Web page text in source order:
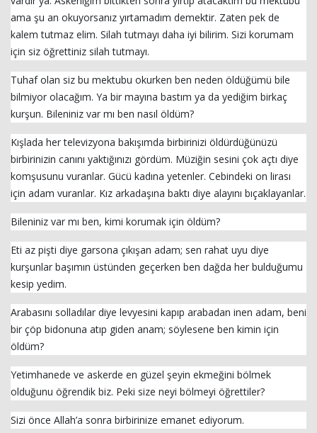
ama şu an okuyorsanız yırtamadım demektir. Zaten pek de
kalem tutmaz elim. Silah tutmayı daha iyi bilirim. Sizi korumam
için siz öğrettiniz silah tutmayı.
Tuhaf olan siz bu mektubu okurken ben neden öldüğümü bile
bilmiyor olacağım. Ya bir mayına bastım ya da yediğim birkaç
kurşun. Bileniniz var mı ben nasıl öldüm?
Kışlada her televizyona bakışımda birbirinizi öldürdüğünüzü
birbirinizin canını yaktığınızı gördüm. Müziğin sesini çok açtı diye
komşusunu vuranlar. Gücü kadına yetenler. Cebindeki on lirası
için adam vuranlar. Kız arkadaşına baktı diye alayını bıçaklayanlar.
Bileniniz var mı ben, kimi korumak için öldüm?
Eti az pişti diye garsona çıkışan adam; sen rahat uyu diye
kurşunlar başımın üstünden geçerken ben dağda her bulduğumu
kesip yedim.
Arabasını solladılar diye levyesini kapıp arabadan inen adam, beni
bir çöp bidonuna atıp giden anam; söylesene ben kimin için
öldüm?
Yetimhanede ve askerde en güzel şeyin ekmeğini bölmek
olduğunu öğrendik biz. Peki size neyi bölmeyi öğrettiler?
Sizi önce Allah’a sonra birbirinize emanet ediyorum.